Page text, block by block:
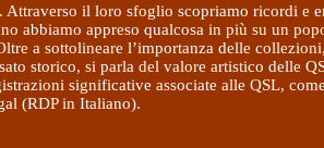
Attraverso il loro sfoglio scopriamo ricordi e
abbiamo appreso qualcosa in più su un
a sottolineare l’importanza delle
storico, si parla del valore artistico delle
significative associate alle QSL,
(RDP in Italiano).